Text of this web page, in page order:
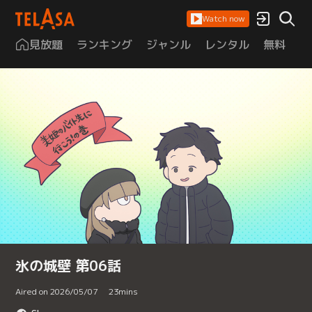
Watch now
見放題 ランキング ジャンル レンタル 無料
氷の城壁 第06話
Aired on 2026/05/07 23mins